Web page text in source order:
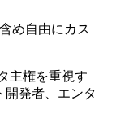
め自由にカス
主権を重視す
開発者、エンタ